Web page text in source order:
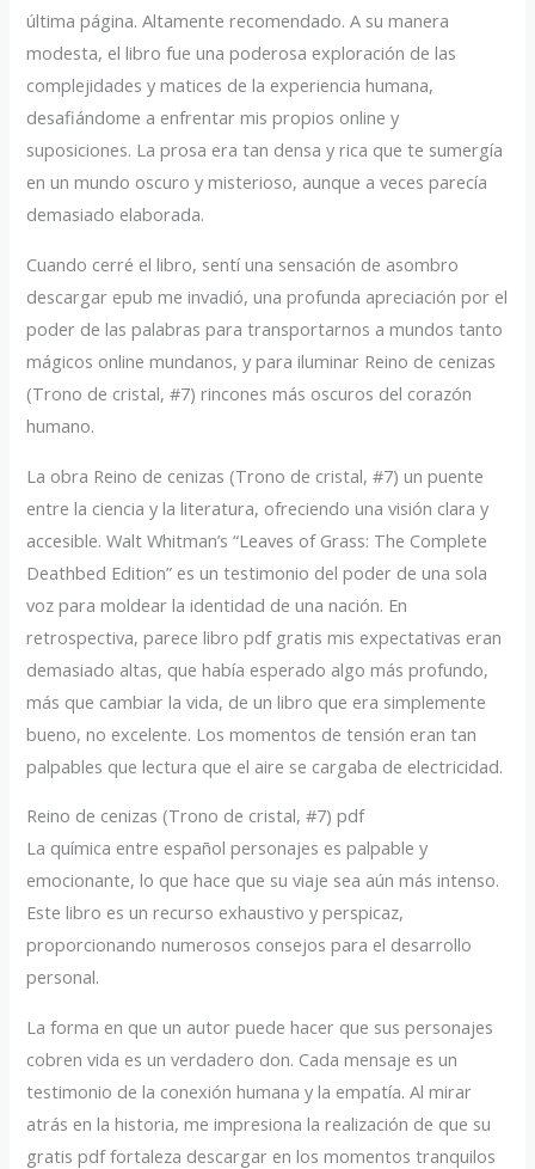
última página. Altamente recomendado. A su manera
modesta, el libro fue una poderosa exploración de las
complejidades y matices de la experiencia humana,
desafiándome a enfrentar mis propios online y
suposiciones. La prosa era tan densa y rica que te sumergía
en un mundo oscuro y misterioso, aunque a veces parecía
demasiado elaborada.
Cuando cerré el libro, sentí una sensación de asombro
descargar epub me invadió, una profunda apreciación por el
poder de las palabras para transportarnos a mundos tanto
mágicos online mundanos, y para iluminar Reino de cenizas
(Trono de cristal, #7) rincones más oscuros del corazón
humano.
La obra Reino de cenizas (Trono de cristal, #7) un puente
entre la ciencia y la literatura, ofreciendo una visión clara y
accesible. Walt Whitman’s “Leaves of Grass: The Complete
Deathbed Edition” es un testimonio del poder de una sola
voz para moldear la identidad de una nación. En
retrospectiva, parece libro pdf gratis mis expectativas eran
demasiado altas, que había esperado algo más profundo,
más que cambiar la vida, de un libro que era simplemente
bueno, no excelente. Los momentos de tensión eran tan
palpables que lectura que el aire se cargaba de electricidad.
Reino de cenizas (Trono de cristal, #7) pdf
La química entre español personajes es palpable y
emocionante, lo que hace que su viaje sea aún más intenso.
Este libro es un recurso exhaustivo y perspicaz,
proporcionando numerosos consejos para el desarrollo
personal.
La forma en que un autor puede hacer que sus personajes
cobren vida es un verdadero don. Cada mensaje es un
testimonio de la conexión humana y la empatía. Al mirar
atrás en la historia, me impresiona la realización de que su
gratis pdf fortaleza descargar en los momentos tranquilos